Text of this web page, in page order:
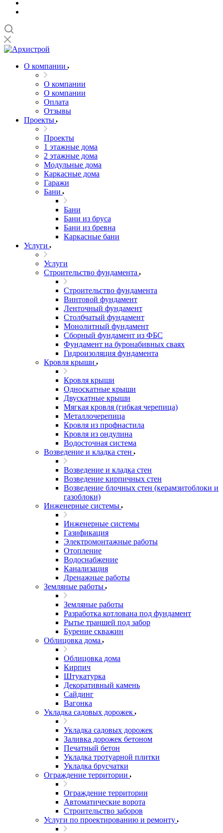
О компании
О компании
О компании
Оплата
Отзывы
Проекты
Проекты
1 этажные дома
2 этажные дома
Модульные дома
Каркасные дома
Гаражи
Бани
Бани
Бани из бруса
Бани из бревна
Каркасные бани
Услуги
Услуги
Строительство фундамента
Строительство фундамента
Винтовой фундамент
Ленточный фундамент
Столбчатый фундамент
Монолитный фундамент
Сборный фундамент из ФБС
Фундамент на буронабивных сваях
Гидроизоляция фундамента
Кровля крыши
Кровля крыши
Односкатные крыши
Двускатные крыши
Мягкая кровля (гибкая черепица)
Металлочерепица
Кровля из профнастила
Кровля из ондулина
Водосточная система
Возведение и кладка стен
Возведение и кладка стен
Возведение кирпичных стен
Возведение блочных стен (керамзитоблоки и
газоблоки)
Инженерные системы
Инженерные системы
Газификация
Электромонтажные работы
Отопление
Водоснабжение
Канализация
Дренажные работы
Земляные работы
Земляные работы
Разработка котлована под фундамент
Рытье траншей под забор
Бурение скважин
Облицовка дома
Облицовка дома
Кирпич
Штукатурка
Декоративный камень
Сайдинг
Вагонка
Укладка садовых дорожек
Укладка садовых дорожек
Заливка дорожек бетоном
Печатный бетон
Укладка тротуарной плитки
Укладка брусчатки
Ограждение территории
Ограждение территории
Автоматические ворота
Строительство заборов
Услуги по проектированию и ремонту